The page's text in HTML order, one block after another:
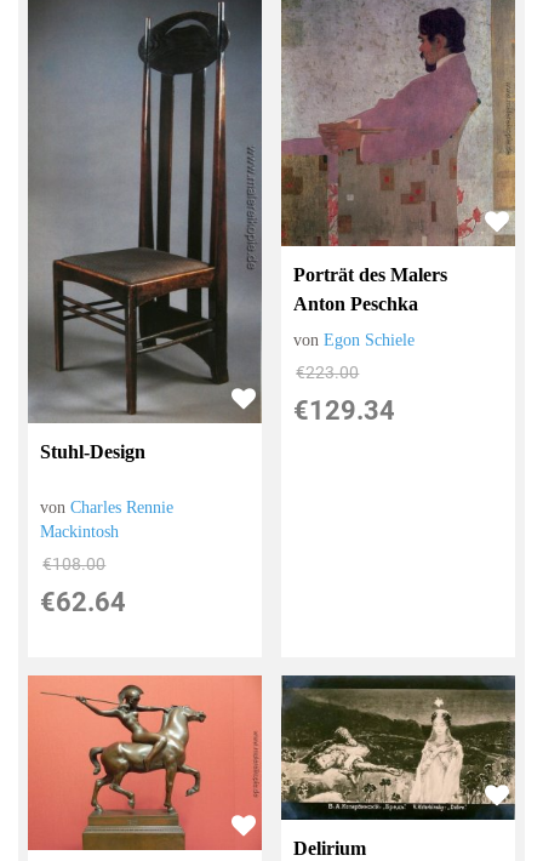
Stuhl-Design
vonCharles Rennie
Mackintosh
€108.00
€62.64
Porträt des Malers
Anton Peschka
vonEgon Schiele
€223.00
€129.34
Delirium